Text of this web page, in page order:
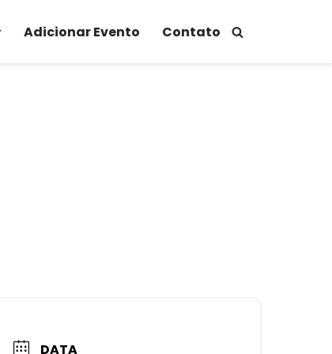
Adicionar Evento Contato
DATA